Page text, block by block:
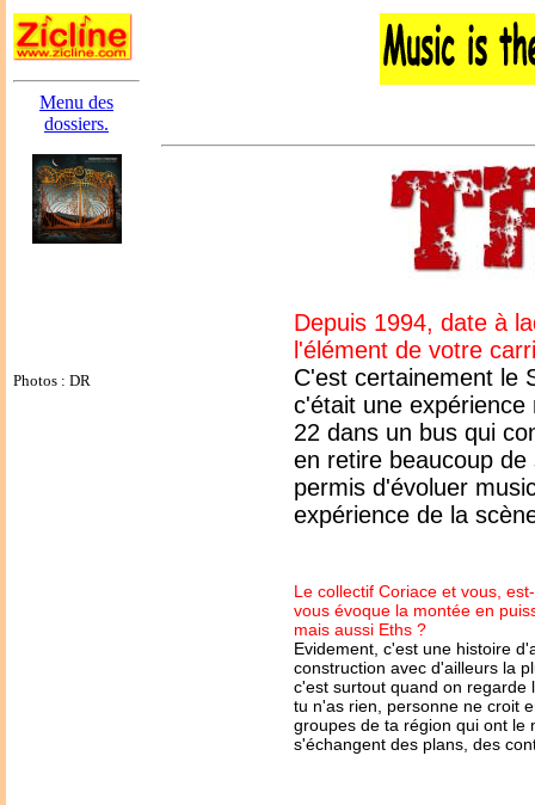
Menu des
dossiers.
Photos : DR
Depuis 1994, date à
l'élément de votre
C'est certainement le
c'était une
22 dans un bus qui
en retire beaucoup
permis d'évoluer
expérience de la
Le collectif Coriace et vous,
vous évoque la montée en
mais aussi Eths ?
Evidement, c'est une histoire
construction avec d'ailleurs la
c'est surtout quand on regarde
tu n'as rien, personne ne croit
groupes de ta région qui ont le
s'échangent des plans, des